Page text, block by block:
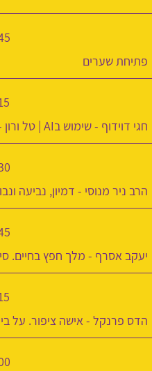
פתיחת שערים
חגי דוידוף - שימוש בAI | טל ורון - להופיע מעבר לפחד
הרב ניר מנוסי - דמיון, נביעה
יעקב אסרף - מלך חפץ בחיים.
הדס פרנקל - אישה ציפור. על